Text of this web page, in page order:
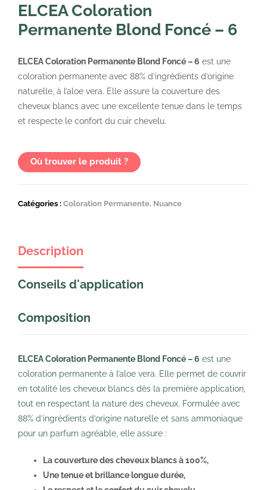
ELCEA Coloration
Permanente Blond Foncé – 6
ELCEA Coloration Permanente Blond Foncé – 6 est une
coloration permanente avec 88% d’ingrédients d’origine
naturelle, à l’aloe vera. Elle assure la couverture des
cheveux blancs avec une excellente tenue dans le temps
et respecte le confort du cuir chevelu.
Où trouver le produit ?
Catégories : Coloration Permanente, Nuance
Description
Conseils d'application
Composition
ELCEA Coloration Permanente Blond Foncé – 6 est une
coloration permanente à l’aloe vera. Elle permet de couvrir
en totalité les cheveux blancs dès la première application,
tout en respectant la nature des cheveux. Formulée avec
88% d’ingrédients d’origine naturelle et sans ammoniaque
pour un parfum agréable, elle assure :
La couverture des cheveux blancs à 100%,
Une tenue et brillance longue durée,